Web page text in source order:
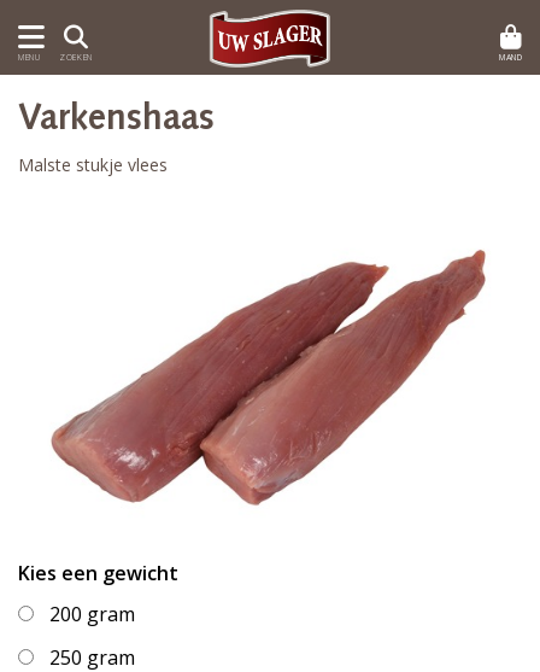
MENU ZOEKEN MAND
Varkenshaas
Malste stukje vlees
Kies een gewicht
200 gram
250 gram